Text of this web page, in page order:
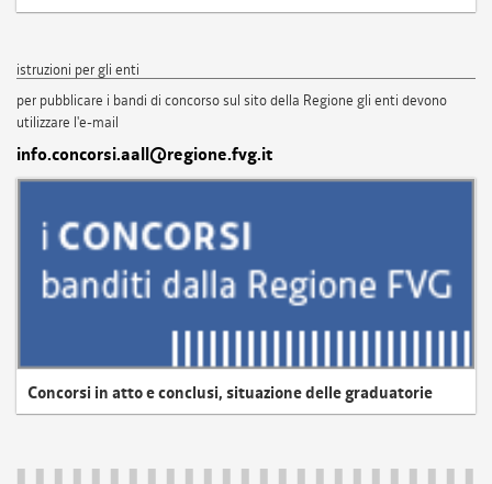
istruzioni per gli enti
per pubblicare i bandi di concorso sul sito della Regione gli enti devono
utilizzare l'e-mail
info.concorsi.aall@regione.fvg.it
Concorsi in atto e conclusi, situazione delle graduatorie